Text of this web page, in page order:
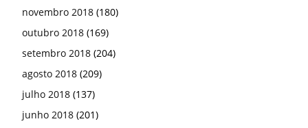
novembro 2018 (180)
outubro 2018 (169)
setembro 2018 (204)
agosto 2018 (209)
julho 2018 (137)
junho 2018 (201)